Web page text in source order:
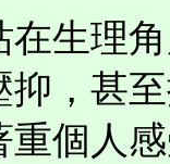
理角
，甚
重個人